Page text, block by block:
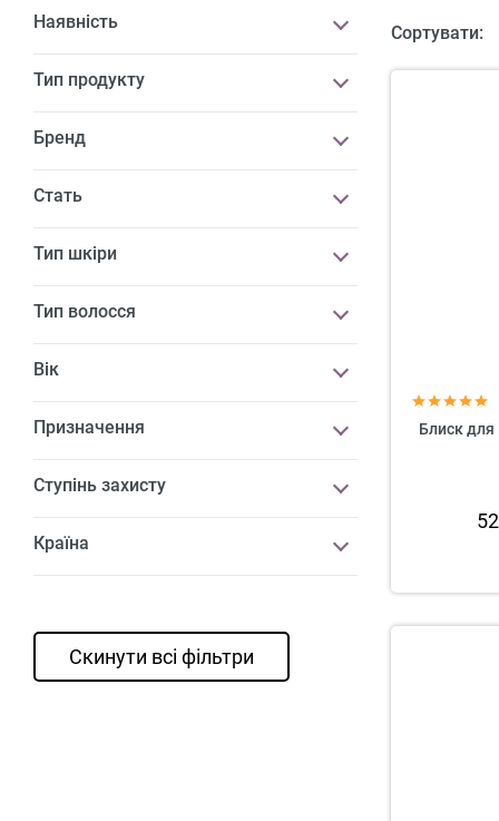
Наявність
Тип продукту
Бренд
Стать
Тип шкіри
Тип волосся
Вік
Призначення
Ступінь захисту
Країна
Скинути всі фільтри
Сортувати:
Блиск для